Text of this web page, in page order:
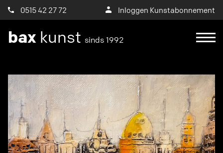
0515 42 27 72 Inloggen Kunstabonnement
bax kunst sinds 1992